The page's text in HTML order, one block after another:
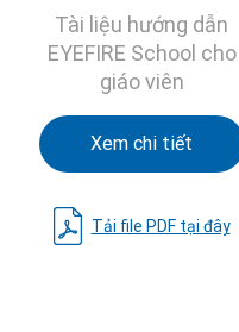
Tài liệu hướng dẫn
EYEFIRE School cho
giáo viên
Xem chi tiết
Tải file PDF tại đây